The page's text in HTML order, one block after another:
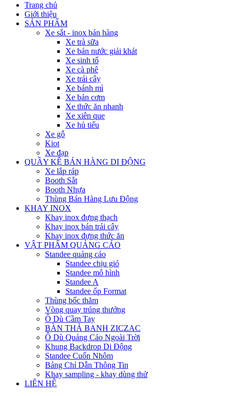
Trang chủ
Giới thiệu
SẢN PHẨM
Xe sắt - inox bán hàng
Xe trà sữa
Xe bán nước giải khát
Xe sinh tố
Xe cà phê
Xe trái cây
Xe bánh mì
Xe bán cơm
Xe thức ăn nhanh
Xe xiên que
Xe hủ tiếu
Xe gỗ
Kiot
Xe đạp
QUẦY KỆ BÁN HÀNG DI ĐỘNG
Xe lắp ráp
Booth Sắt
Booth Nhựa
Thùng Bán Hàng Lưu Động
KHAY INOX
Khay inox đựng thạch
Khay inox bán trái cây
Khay inox đựng thức ăn
VẬT PHẨM QUẢNG CÁO
Standee quảng cáo
Standee chịu gió
Standee mô hình
Standee A
Standee ốp Format
Thùng bốc thăm
Vòng quay trúng thưởng
Ô Dù Cầm Tay
BÀN THẢ BANH ZICZAC
Ô Dù Quảng Cáo Ngoài Trời
Khung Backdrop Di Động
Standee Cuốn Nhôm
Bảng Chỉ Dẫn Thông Tin
Khay sampling - khay dùng thử
LIÊN HỆ